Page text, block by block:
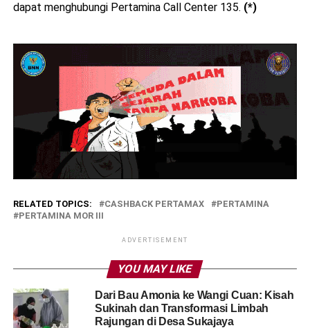
dapat menghubungi Pertamina Call Center 135. (*)
RELATED TOPICS: CASHBACK PERTAMAX
PERTAMINA
PERTAMINA MOR III
ADVERTISEMENT
YOU MAY LIKE
Dari Bau Amonia ke Wangi Cuan: Kisah
Sukinah dan Transformasi Limbah
Rajungan di Desa Sukajaya